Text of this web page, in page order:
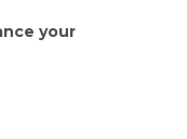
your